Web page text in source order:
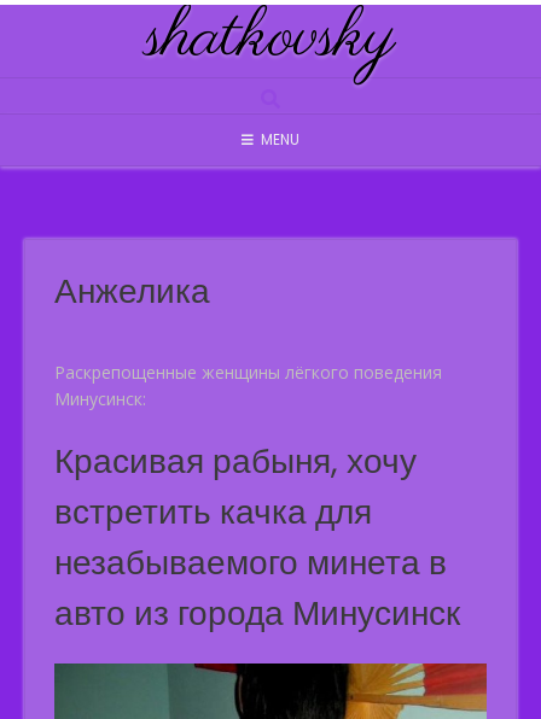
Skip
shatkovsky
MENU
Анжелика
Раскрепощенные женщины лёгкого поведения
Минусинск:
Красивая рабыня, хочу
встретить качка для
незабываемого минета в
авто из города Минусинск